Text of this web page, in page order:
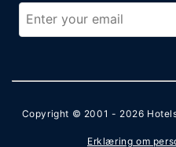
Copyright © 2001 - 2026
Erklæring om